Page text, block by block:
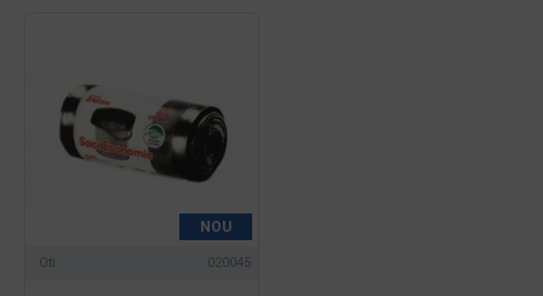
NOU
Oti 020045